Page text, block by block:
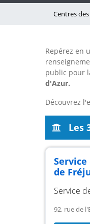
Centres
Repérez en
public pour
d'Azur.
Découvrez
Les
de
Service
92, rue de